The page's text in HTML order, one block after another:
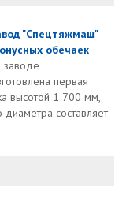
"Спецтяжмаш"
обечаек
заводе
первая
высотой 1 700 мм,
составляет